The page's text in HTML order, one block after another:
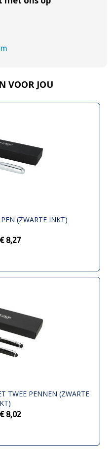
VOOR JOU
(ZWARTE INKT)
€ 8,27
TWEE PENNEN (ZWARTE
€ 8,02